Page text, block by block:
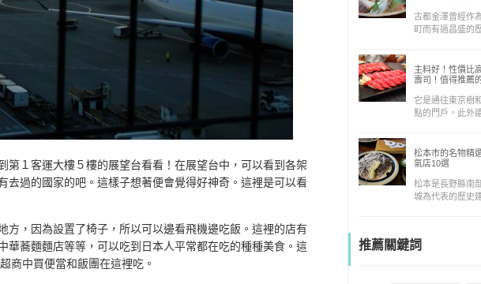
第１客運大樓５樓的展望台看看！在展望台中，可以看到各架
去過的國家的吧。這樣子想著便會覺得好神奇。這裡是可以看
方，因為設置了椅子，所以可以邊看飛機邊吃飯。這裡的店有
華蕎麵麵店等等，可以吃到日本人平常都在吃的種種美食。這
商中買便當和飯團在這裡吃。
古都金澤曾經作
町而有過昌盛的
主料好！性價比
壽司！值得推薦
它是通往東京樹
點的門戶，此外
松本市的名物精
氣店10選
松本是長野縣南
城為代表的歷史
推薦關鍵詞